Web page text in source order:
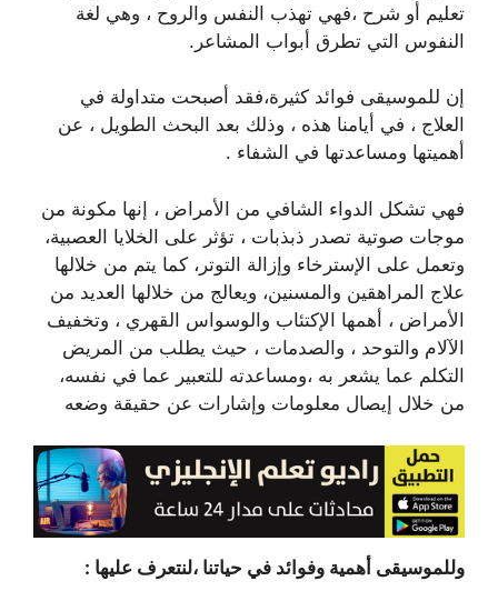
تعليم أو شرح ،فهي تهذب النفس والروح ، وهي لغة
النفوس التي تطرق أبواب المشاعر.
إن للموسيقى فوائد كثيرة،فقد أصبحت متداولة في
العلاج ، في أيامنا هذه ، وذلك بعد البحث الطويل ، عن
أهميتها ومساعدتها في الشفاء .
فهي تشكل الدواء الشافي من الأمراض ، إنها مكونة من
موجات صوتية تصدر ذبذبات ، تؤثر على الخلايا العصبية،
وتعمل على الإسترخاء وإزالة التوتر، كما يتم من خلالها
علاج المراهقين والمسنين، ويعالج من خلالها العديد من
الأمراض ، أهمها الإكتئاب والوسواس القهري ، وتخفيف
الآلام والتوحد ، والصدمات ، حيث يطلب من المريض
التكلم عما يشعر به ،ومساعدته للتعبير عما في نفسه،
من خلال إيصال معلومات وإشارات عن حقيقة وضعه
وللموسيقى أهمية وفوائد في حياتنا ،لنتعرف عليها :